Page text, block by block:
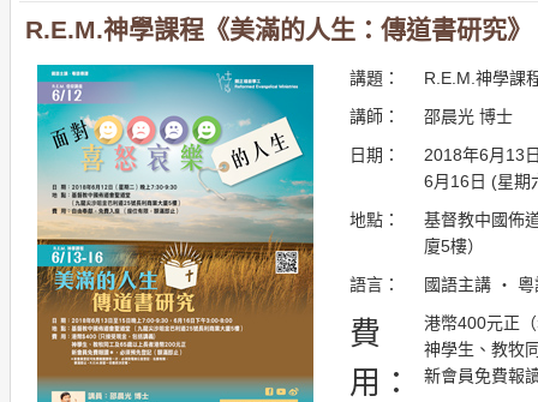
R.E.M.神學課程《美滿的人生：傳道書研究》
講題：
R.E.M.神學課
講師：
邵晨光 博士
日期：
2018年6月13
6月16日 (星期
地點：
基督教中國佈
廈5樓）
語言：
國語主講 ・
費
用：
港幣400元正
神學生、教牧
新會員免費報